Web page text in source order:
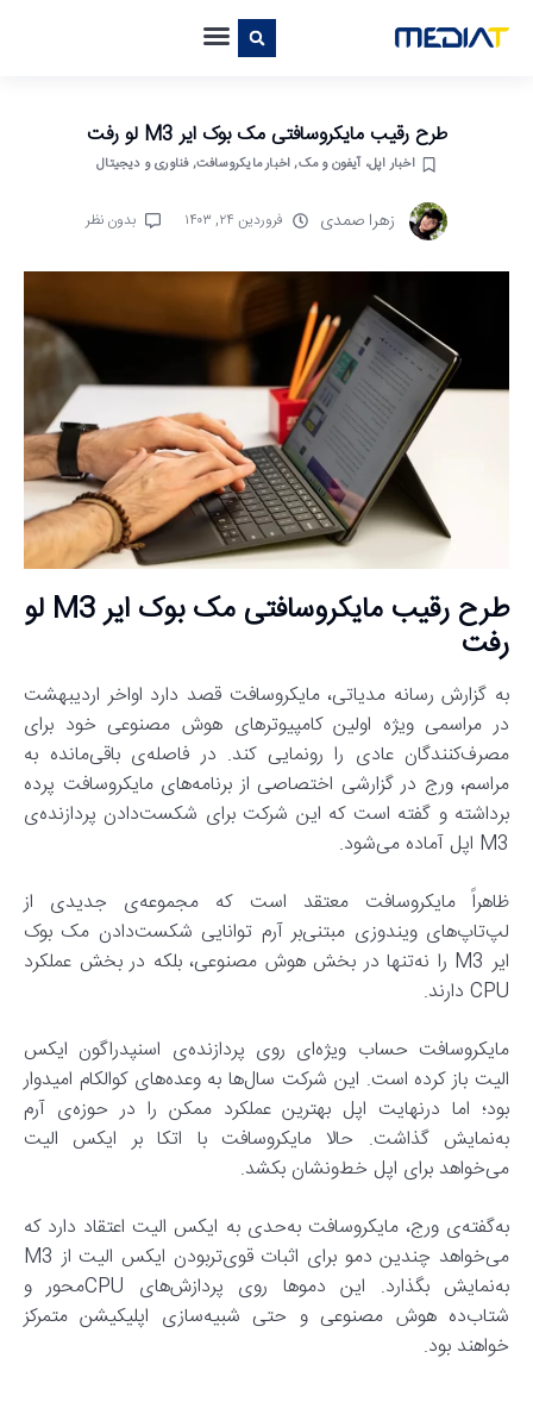
طرح رقیب مایکروسافتی مک بوک ایر M3 لو رفت
اخبار اپل، آیفون و مک,اخبار مایکروسافت,فناوری و دیجیتال
زهرا صمدی فروردین ۲۴, ۱۴۰۳ بدون نظر
طرح رقیب مایکروسافتی مک بوک ایر M3 لو
رفت
به گزارش رسانه مدیاتی، مایکروسافت قصد دارد اواخر اردیبهشت
در مراسمی ویژه اولین کامپیوترهای هوش مصنوعی خود برای
مصرف‌کنندگان عادی را رونمایی کند. در فاصله‌ی باقی‌مانده به
مراسم، ورج در گزارشی اختصاصی از برنامه‌های مایکروسافت پرده
برداشته و گفته است که این شرکت برای شکست‌دادن پردازنده‌ی
M3 اپل آماده می‌شود.
ظاهراً مایکروسافت معتقد است که مجموعه‌ی جدیدی از
لپ‌تاپ‌های ویندوزی مبتنی‌بر آرم توانایی شکست‌دادن مک بوک
ایر M3 را نه‌تنها در بخش هوش مصنوعی، بلکه در بخش عملکرد
CPU دارند.
مایکروسافت حساب ویژه‌ای روی پردازنده‌ی اسنپدراگون ایکس
الیت باز کرده است. این شرکت سال‌ها به وعده‌های کوالکام امیدوار
بود؛ اما در‌نهایت اپل بهترین عملکرد ممکن را در حوزه‌ی آرم
به‌نمایش گذاشت. حالا مایکروسافت با اتکا بر ایکس الیت
می‌خواهد برای اپل خط‌و‌نشان بکشد.
به‌گفته‌ی ورج، مایکروسافت به‌حدی به ایکس الیت اعتقاد دارد که
می‌خواهد چندین دمو برای اثبات قوی‌تربودن ایکس الیت از M3
به‌نمایش بگذارد. این دموها روی پردازش‌های CPU‌محور و
شتاب‌ده هوش مصنوعی و حتی شبیه‌سازی اپلیکیشن متمرکز
خواهند بود.